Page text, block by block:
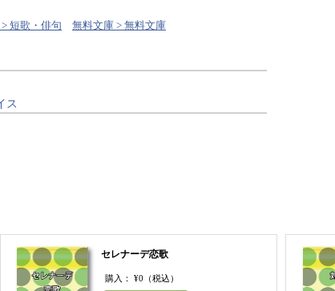
短歌・俳句 無料文庫 > 無料文庫
ス
セレナーデ恋歌
購入： ¥0 （税込）